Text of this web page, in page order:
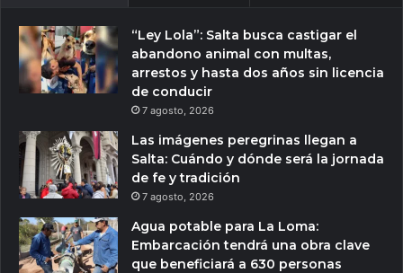
“Ley Lola”: Salta busca castigar el
abandono animal con multas,
arrestos y hasta dos años sin licencia
de conducir
7 agosto, 2026
Las imágenes peregrinas llegan a
Salta: Cuándo y dónde será la jornada
de fe y tradición
7 agosto, 2026
Agua potable para La Loma:
Embarcación tendrá una obra clave
que beneficiará a 630 personas